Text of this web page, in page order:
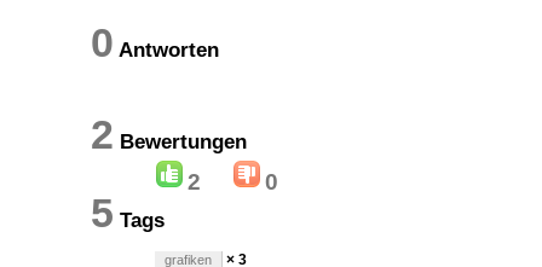
0 Antworten
2 Bewertungen
2 0
5 Tags
grafiken × 3